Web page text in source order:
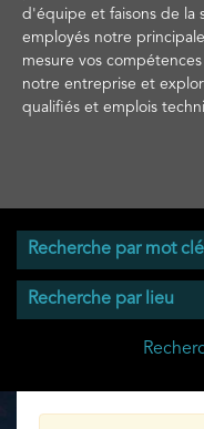
d'équipe et faisons de la
employés notre
mesure vos
notre entreprise et
qualifiés et emplois